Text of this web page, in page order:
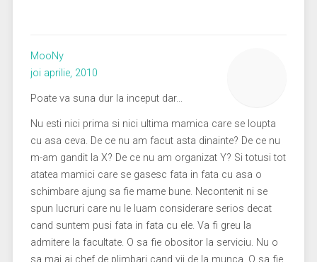
MooNy
joi aprilie, 2010
Poate va suna dur la inceput dar…
Nu esti nici prima si nici ultima mamica care se loupta
cu asa ceva. De ce nu am facut asta dinainte? De ce nu
m-am gandit la X? De ce nu am organizat Y? Si totusi tot
atatea mamici care se gasesc fata in fata cu asa o
schimbare ajung sa fie mame bune. Necontenit ni se
spun lucruri care nu le luam considerare serios decat
cand suntem pusi fata in fata cu ele. Va fi greu la
admitere la facultate. O sa fie obositor la serviciu. Nu o
sa mai ai chef de plimbari cand vii de la munca. O sa fie